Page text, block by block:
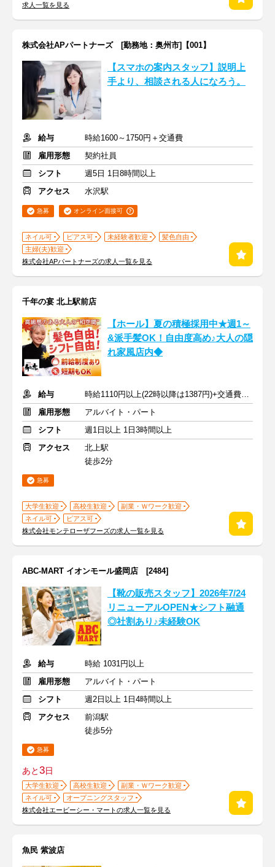
求人一覧を見る
株式会社APパートナーズ [勤務地：奥州市]【001】
【スマホの案内スタッフ】説明上
手より、相談される人になろう。
給与
時給1600～1750円＋交通費
雇用形態
契約社員
シフト
週5日 1日8時間以上
アクセス
水沢駅
急募 オンライン面接可
ネイル可 ピアス可 未経験者歓迎
髪色自由
主婦(夫)歓迎
株式会社APパートナーズの求人一覧を見る
千年の宴 北上駅前店
【ホール】夏の積極採用中★週1～
&派手髪OK！自由度高め♪大人の隠
れ家風店内◆
給与
時給1110円以上(22時以降は1387円)+交通費規定内支給
雇用形態
アルバイト・パート
シフト
週1日以上 1日3時間以上
アクセス
北上駅
徒歩2分
急募
大学生歓迎 高校生歓迎
副業・Ｗワーク歓迎
ネイル可
ピアス可
株式会社モンテローザフーズの求人一覧を見る
ABC-MART イオンモール盛岡店 [2484]
【靴の販売スタッフ】2026年7/24
リニューアルOPEN★シフト融通
◎社割あり♪未経験OK
給与
時給 1031円以上
雇用形態
アルバイト・パート
シフト
週2日以上 1日4時間以上
アクセス
前潟駅
徒歩5分
急募
あと3日
大学生歓迎 高校生歓迎
副業・Ｗワーク歓迎
ネイル可
オープニングスタッフ
株式会社エービーシー・マートの求人一覧を見る
魚民 紫波店